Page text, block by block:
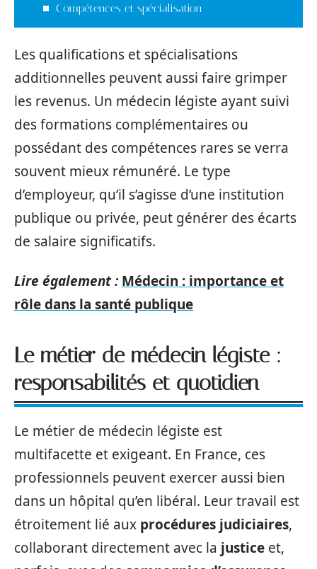
Compétences et spécialisation
Les qualifications et spécialisations
additionnelles peuvent aussi faire grimper
les revenus. Un médecin légiste ayant suivi
des formations complémentaires ou
possédant des compétences rares se verra
souvent mieux rémunéré. Le type
d’employeur, qu’il s’agisse d’une institution
publique ou privée, peut générer des écarts
de salaire significatifs.
Lire également : Médecin : importance et
rôle dans la santé publique
Le métier de médecin légiste :
responsabilités et quotidien
Le métier de médecin légiste est
multifacette et exigeant. En France, ces
professionnels peuvent exercer aussi bien
dans un hôpital qu’en libéral. Leur travail est
étroitement lié aux procédures judiciaires,
collaborant directement avec la justice et,